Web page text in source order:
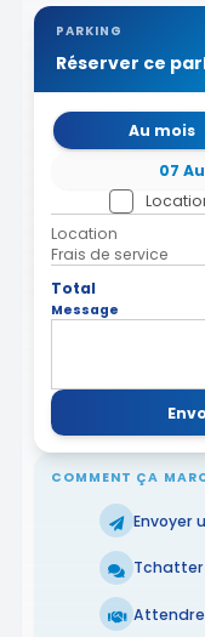
PARKING
Réserver ce
Au mois
07
Location
Frais de service
Total
Message
COMMENT ÇA
Envoyer
Tchatter